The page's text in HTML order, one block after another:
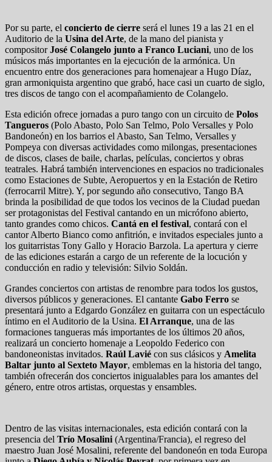
Por su parte, el concierto de cierre será el lunes 19 a las 21 en el
Auditorio de la Usina del Arte, de la mano del pianista y
compositorJosé Colangelo junto a Franco Luciani, uno de los
músicos más importantes en la ejecución de la armónica. Un
encuentro entre dos generaciones para homenajear a Hugo Díaz,
gran armoniquista argentino que grabó, hace casi un cuarto de siglo,
tres discos de tango con el acompañamiento de Colangelo.
Esta edición ofrece jornadas a puro tango con un circuito de Polos
Tangueros (Polo Abasto, Polo San Telmo, Polo Versalles y Polo
Bandoneón) en los barrios el Abasto, San Telmo, Versalles y
Pompeya con diversas actividades como milongas, presentaciones
de discos, clases de baile, charlas, películas, conciertos y obras
teatrales. Habrá también intervenciones en espacios no tradicionales
como Estaciones de Subte, Aeropuertos y en la Estación de Retiro
(ferrocarril Mitre). Y, por segundo año consecutivo, Tango BA
brinda la posibilidad de que todos los vecinos de la Ciudad puedan
ser protagonistas del Festival cantando en un micrófono abierto,
tanto grandes como chicos. Cantá en el festival, contará con el
cantor Alberto Bianco como anfitrión, e invitados especiales junto a
los guitarristas Tony Gallo y Horacio Barzola. La apertura y cierre
de las ediciones estarán a cargo de un referente de la locución y
conducción en radio y televisión: Silvio Soldán.
Grandes conciertos con artistas de renombre para todos los gustos,
diversos públicos y generaciones. El cantante Gabo Ferro se
presentará junto a Edgardo González en guitarra con un espectáculo
íntimo en el Auditorio de la Usina. El Arranque, una de las
formaciones tangueras más importantes de los últimos 20 años,
realizará un concierto homenaje a Leopoldo Federico con
bandoneonistas invitados. Raúl Lavié con sus clásicos y Amelita
Baltar junto al Sexteto Mayor, emblemas en la historia del tango,
también ofrecerán dos conciertos inigualables para los amantes del
género, entre otros artistas, orquestas y ensambles.
Dentro de las visitas internacionales, esta edición contará con la
presencia del Trío Mosalini (Argentina/Francia), el regreso del
maestro Juan José Mosalini, referente del bandoneón en toda Europa